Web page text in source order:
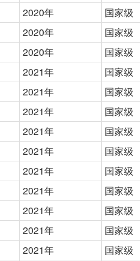
2020年
国家级
2020年
国家级
2020年
国家级
2021年
国家级
2021年
国家级
2021年
国家级
2021年
国家级
2021年
国家级
2021年
国家级
2021年
国家级
2021年
国家级
2021年
国家级
2021年
国家级